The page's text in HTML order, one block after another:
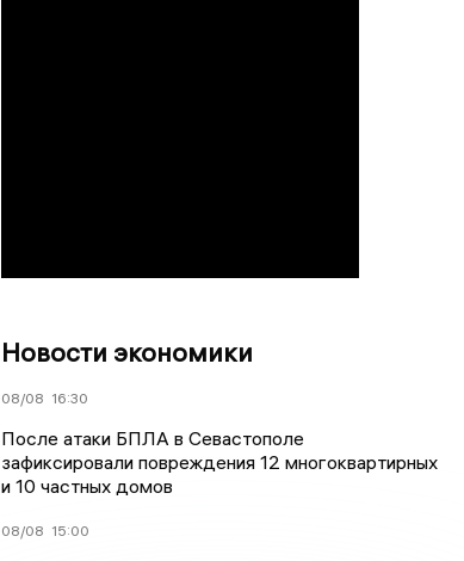
Новости экономики
08/08 16:30
После атаки БПЛА в Севастополе
зафиксировали повреждения 12 многоквартирных
и 10 частных домов
08/08 15:00